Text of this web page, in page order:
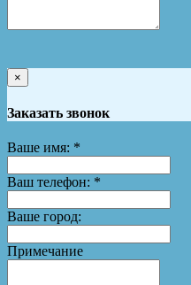
×
Заказать звонок
Ваше имя: *
Ваш телефон: *
Ваше город:
Примечание